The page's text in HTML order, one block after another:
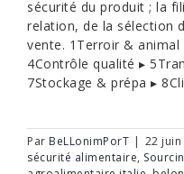
sécurité du produit ; la
relation, de la sélection
vente. 1Terroir & animal
4Contrôle qualité ▸
7Stockage & prépa ▸
Par BeLLonimPorT | 22 juin
sécurité alimentaire,